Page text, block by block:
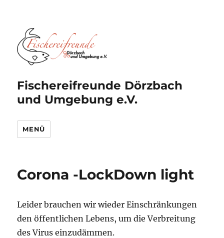
Fischereifreunde Dörzbach
und Umgebung e.V.
MENÜ
Corona -LockDown light
Leider brauchen wir wieder Einschränkungen
den öffentlichen Lebens, um die Verbreitung
des Virus einzudämmen.